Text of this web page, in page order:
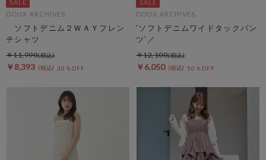
DOUX ARCHIVES
ソフトデニム２ＷＡＹフレン
チシャツ
￥8,393 30％OFF
￥11,990
DOUX ARCHIVES
’ソフトデニムワイドタックパン
ツ’／
￥6,050 50％OFF
￥12,100